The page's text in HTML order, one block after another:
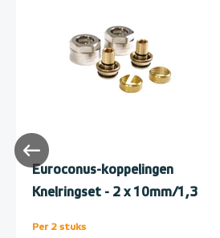
Euroconus-koppelingen
Knelringset - 2 x 10mm/1,3
Per 2 stuks